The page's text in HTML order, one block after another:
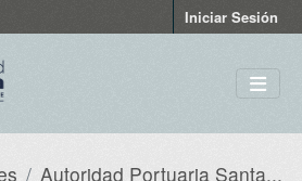
Iniciar Sesión
Autoridad Portuaria Santa...